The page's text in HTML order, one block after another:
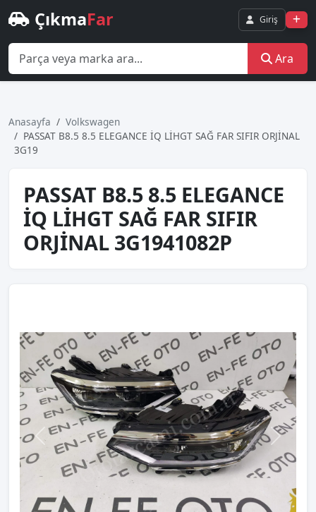
ÇıkmaFar Giriş
Ara
Anasayfa
Volkswagen
PASSAT B8.5 8.5 ELEGANCE İQ LİHGT SAĞ FAR SIFIR ORJİNAL
3G19
PASSAT B8.5 8.5 ELEGANCE
İQ LİHGT SAĞ FAR SIFIR
ORJİNAL 3G1941082P